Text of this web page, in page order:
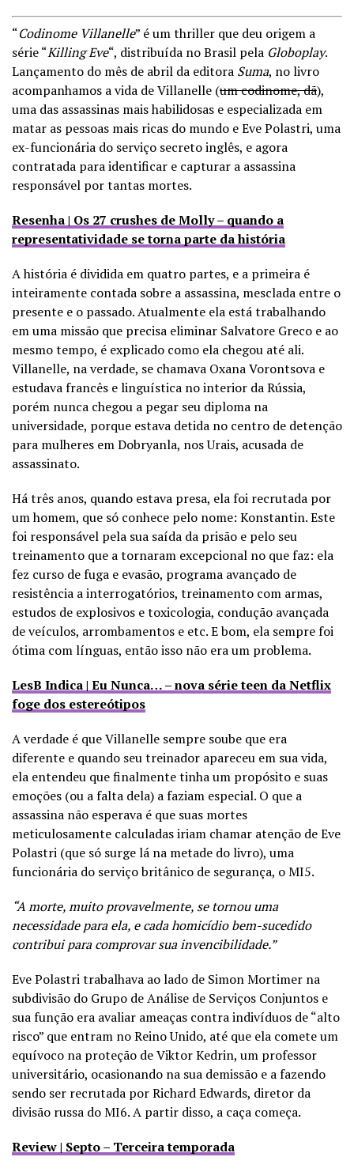
“Codinome Villanelle” é um thriller que deu origem a
série “Killing Eve“, distribuída no Brasil pela Globoplay.
Lançamento do mês de abril da editora Suma, no livro
acompanhamos a vida de Villanelle (um codinome, dã),
uma das assassinas mais habilidosas e especializada em
matar as pessoas mais ricas do mundo e Eve Polastri, uma
ex-funcionária do serviço secreto inglês, e agora
contratada para identificar e capturar a assassina
responsável por tantas mortes.
Resenha | Os 27 crushes de Molly – quando a
representatividade se torna parte da história
A história é dividida em quatro partes, e a primeira é
inteiramente contada sobre a assassina, mesclada entre o
presente e o passado. Atualmente ela está trabalhando
em uma missão que precisa eliminar Salvatore Greco e ao
mesmo tempo, é explicado como ela chegou até ali.
Villanelle, na verdade, se chamava Oxana Vorontsova e
estudava francês e linguística no interior da Rússia,
porém nunca chegou a pegar seu diploma na
universidade, porque estava detida no centro de detenção
para mulheres em Dobryanla, nos Urais, acusada de
assassinato.
Há três anos, quando estava presa, ela foi recrutada por
um homem, que só conhece pelo nome: Konstantin. Este
foi responsável pela sua saída da prisão e pelo seu
treinamento que a tornaram excepcional no que faz: ela
fez curso de fuga e evasão, programa avançado de
resistência a interrogatórios, treinamento com armas,
estudos de explosivos e toxicologia, condução avançada
de veículos, arrombamentos e etc. E bom, ela sempre foi
ótima com línguas, então isso não era um problema.
LesB Indica | Eu Nunca… – nova série teen da Netflix
foge dos estereótipos
A verdade é que Villanelle sempre soube que era
diferente e quando seu treinador apareceu em sua vida,
ela entendeu que finalmente tinha um propósito e suas
emoções (ou a falta dela) a faziam especial. O que a
assassina não esperava é que suas mortes
meticulosamente calculadas iriam chamar atenção de Eve
Polastri (que só surge lá na metade do livro), uma
funcionária do serviço britânico de segurança, o MI5.
“A morte, muito provavelmente, se tornou uma
necessidade para ela, e cada homicídio bem-sucedido
contribui para comprovar sua invencibilidade.”
Eve Polastri trabalhava ao lado de Simon Mortimer na
subdivisão do Grupo de Análise de Serviços Conjuntos e
sua função era avaliar ameaças contra indivíduos de “alto
risco” que entram no Reino Unido, até que ela comete um
equívoco na proteção de Viktor Kedrin, um professor
universitário, ocasionando na sua demissão e a fazendo
sendo ser recrutada por Richard Edwards, diretor da
divisão russa do MI6. A partir disso, a caça começa.
Review | Septo – Terceira temporada